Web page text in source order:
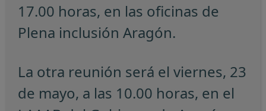
17.00 horas, en las oficinas de
Plena inclusión Aragón.
La otra reunión será el viernes, 23
de mayo, a las 10.00 horas, en el